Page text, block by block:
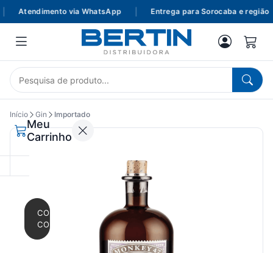
Atendimento via WhatsApp Entrega para Sorocaba e região
Meu
Carrinho
CONTINUAR
COMPRANDO
Início Gin Importado